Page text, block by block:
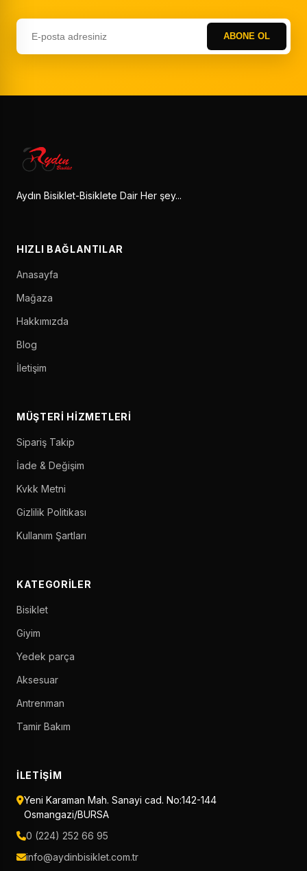
ABONE OL
Aydın Bisiklet-Bisiklete Dair Her şey...
HIZLI BAĞLANTILAR
Anasayfa
Mağaza
Hakkımızda
Blog
İletişim
MÜŞTERI HIZMETLERI
Sipariş Takip
İade & Değişim
Kvkk Metni
Gizlilik Politikası
Kullanım Şartları
KATEGORILER
Bisiklet
Giyim
Yedek parça
Aksesuar
Antrenman
Tamir Bakım
İLETIŞIM
Yeni Karaman Mah. Sanayi cad. No:142-144
Osmangazi/BURSA
0 (224) 252 66 95
info@aydinbisiklet.com.tr